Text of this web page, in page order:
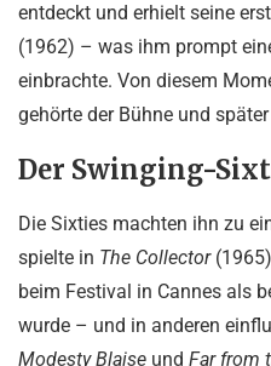
entdeckt und erhielt seine
(1962) – was ihm prompt
einbrachte. Von diesem
gehörte der Bühne und
Der Swinging-
Die Sixties machten ihn zu
spielte in The Collector
beim Festival in Cannes als
wurde – und in anderen
Modesty Blaise und Far from